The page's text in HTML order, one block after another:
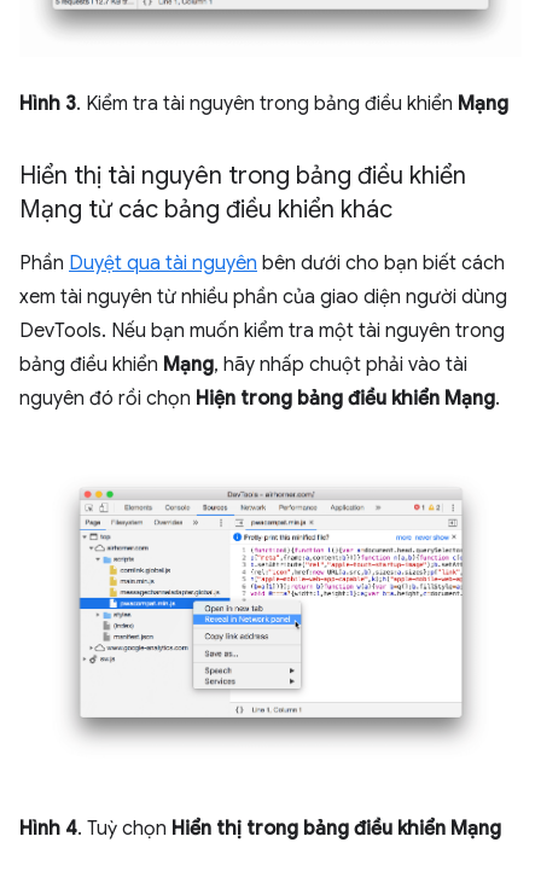
Hình 3. Kiểm tra tài nguyên trong bảng điều khiển Mạng
Hiển thị tài nguyên trong bảng điều khiển
Mạng từ các bảng điều khiển khác
Phần Duyệt qua tài nguyên bên dưới cho bạn biết cách
xem tài nguyên từ nhiều phần của giao diện người dùng
DevTools. Nếu bạn muốn kiểm tra một tài nguyên trong
bảng điều khiển Mạng, hãy nhấp chuột phải vào tài
nguyên đó rồi chọn Hiện trong bảng điều khiển Mạng.
Hình 4. Tuỳ chọn Hiển thị trong bảng điều khiển Mạng